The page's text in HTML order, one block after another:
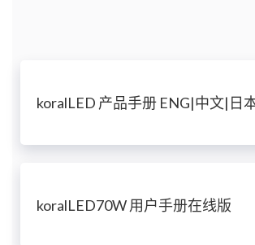
koralLED 产品手册 ENG|中文|日
koralLED70W 用户手册在线版